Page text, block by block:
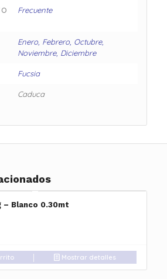
Frecuente
Enero, Febrero, Octubre,
Noviembre, Diciembre
Fucsia
Caduca
– Blanco 0.30mt
Mostrar detalles